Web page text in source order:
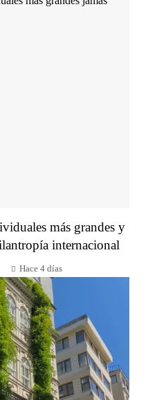
más grandes y
internacional
Hace 4 días